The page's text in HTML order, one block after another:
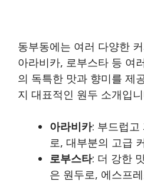
동부동에는 여러 다양한
아라비카, 로부스타 등 여
의 독특한 맛과 향미를 제
지 대표적인 원두 소개입
아라비카: 부드럽고
로, 대부분의 고급
로부스타: 더 강한
은 원두로, 에스프